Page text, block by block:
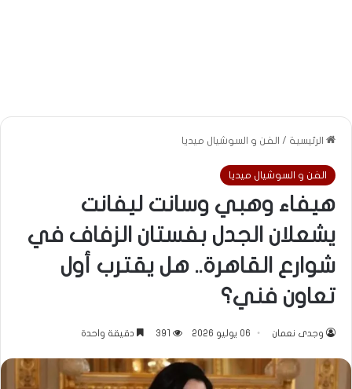
الرئيسية / الفن و السوشيال ميديا
الفن و السوشيال ميديا
هيفاء وهبي وسانت ليفانت
يشعلان الجدل بفستان الزفاف في
شوارع القاهرة.. هل يقترب أول
تعاون فني؟
وجدى نعمان 06 يوليو 2026 391 دقيقة واحدة